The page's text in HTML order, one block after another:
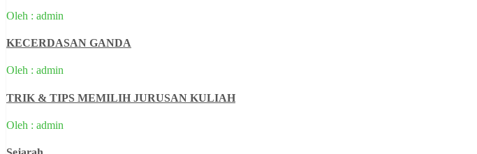
Oleh : admin
KECERDASAN GANDA
Oleh : admin
TRIK & TIPS MEMILIH JURUSAN KULIAH
Oleh : admin